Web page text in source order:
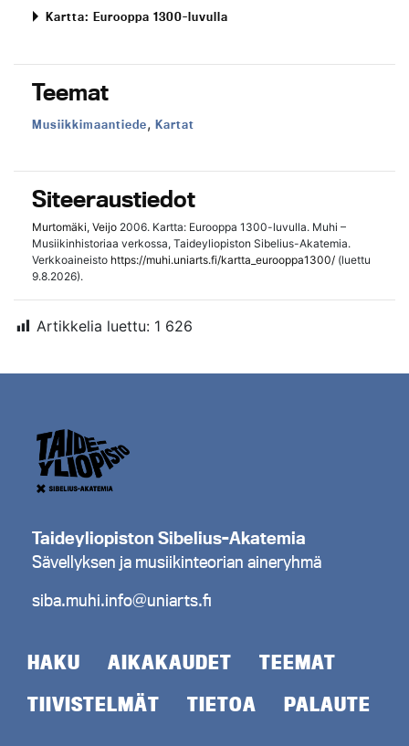
Kartta: Eurooppa 1300-luvulla
Teemat
Teema:
Musiikkimaantiede, Teema:
Kartat
Siteeraustiedot
Murtomäki, Veijo 2006. Kartta: Eurooppa 1300-luvulla. Muhi –
Musiikinhistoriaa verkossa, Taideyliopiston Sibelius-Akatemia.
Verkkoaineisto https://muhi.uniarts.fi/kartta_eurooppa1300/ (luettu
9.8.2026).
Artikkelia luettu: 1 626
Taideyliopiston Sibelius-Akatemia
Sävellyksen ja musiikinteorian aineryhmä
siba.muhi.info@uniarts.fi
HAKU AIKAKAUDET
TEEMAT
TIIVISTELMÄT
TIETOA PALAUTE